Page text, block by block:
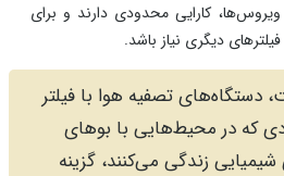
ویروس‌ها، کارایی محدودی دارند و برای
دیگری نیاز باشد.
تصفیه هوا با فیلتر
که در محیط‌هایی با بوهای
زندگی می‌کنند، گزینه